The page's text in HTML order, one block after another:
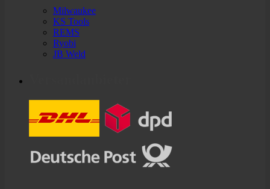
Milwaukee
KS Tools
REMS
Ryobi
JB Weld